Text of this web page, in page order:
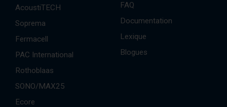
AcoustiTECH
Soprema
Fermacell
PAC International
Rothoblaas
SONO/MAX25
Ecore
FAQ
Documentation
Lexique
Blogues